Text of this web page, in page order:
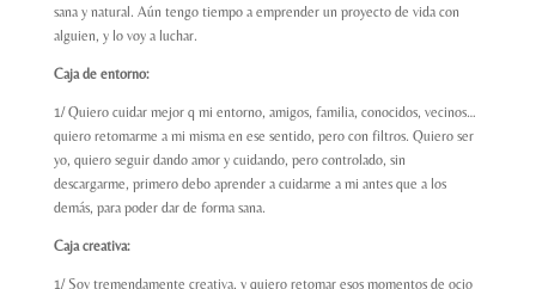
sana y natural. Aún tengo tiempo a emprender un proyecto de vida con
alguien, y lo voy a luchar.
Caja de entorno:
1/ Quiero cuidar mejor q mi entorno, amigos, familia, conocidos, vecinos…
quiero retomarme a mi misma en ese sentido, pero con filtros. Quiero ser
yo, quiero seguir dando amor y cuidando, pero controlado, sin
descargarme, primero debo aprender a cuidarme a mi antes que a los
demás, para poder dar de forma sana.
Caja creativa:
1/ Soy tremendamente creativa, y quiero retomar esos momentos de ocio